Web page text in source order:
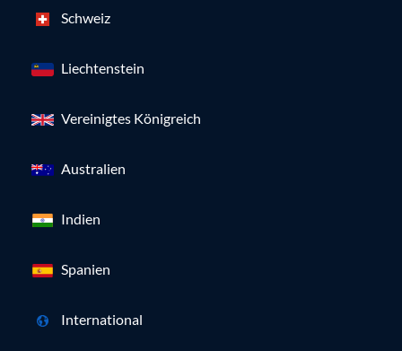
Schweiz
Liechtenstein
Vereinigtes Königreich
Australien
Indien
Spanien
International